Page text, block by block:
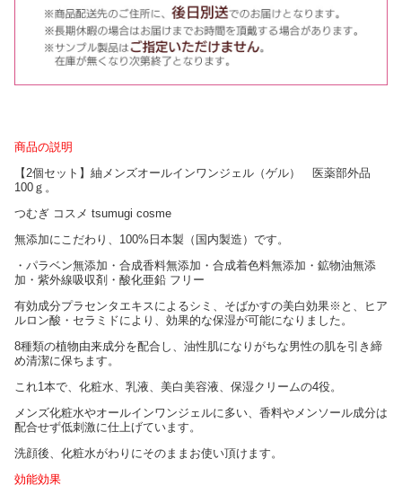
商品の説明
【2個セット】紬メンズオールインワンジェル（ゲル） 医薬部外品
100ｇ。
つむぎ コスメ tsumugi cosme
無添加にこだわり、100%日本製（国内製造）です。
・パラベン無添加・合成香料無添加・合成着色料無添加・鉱物油無添
加・紫外線吸収剤・酸化亜鉛 フリー
有効成分プラセンタエキスによるシミ、そばかすの美白効果※と、ヒア
ルロン酸・セラミドにより、効果的な保湿が可能になりました。
8種類の植物由来成分を配合し、油性肌になりがちな男性の肌を引き締
め清潔に保ちます。
これ1本で、化粧水、乳液、美白美容液、保湿クリームの4役。
メンズ化粧水やオールインワンジェルに多い、香料やメンソール成分は
配合せず低刺激に仕上げています。
洗顔後、化粧水がわりにそのままお使い頂けます。
効能効果